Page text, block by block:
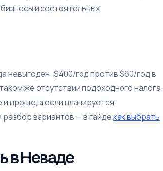
и состоятельных
невыгоден: $400/год против $60/год в
же отсутствии подоходного налога.
проще, а если планируется
разбор вариантов — в гайдекак выбрать
в Неваде